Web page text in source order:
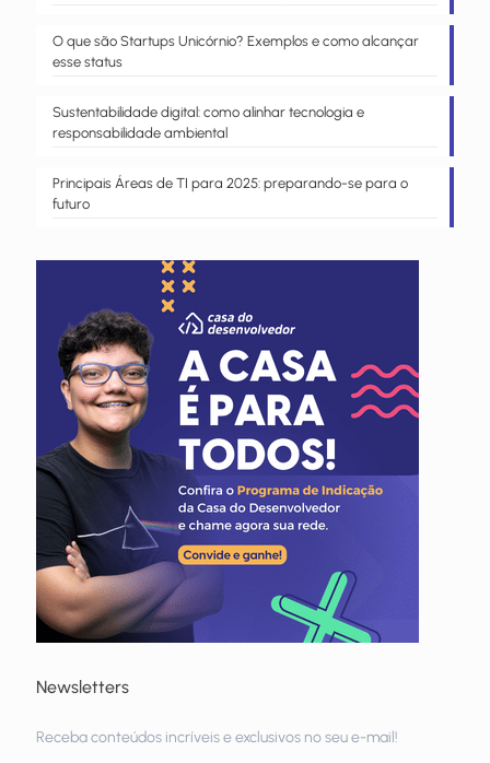
O que são Startups Unicórnio? Exemplos e como alcançar
esse status
Sustentabilidade digital: como alinhar tecnologia e
responsabilidade ambiental
Principais Áreas de TI para 2025: preparando-se para o
futuro
Newsletters
newsletters
Receba conteúdos incríveis e exclusivos no seu e-mail!